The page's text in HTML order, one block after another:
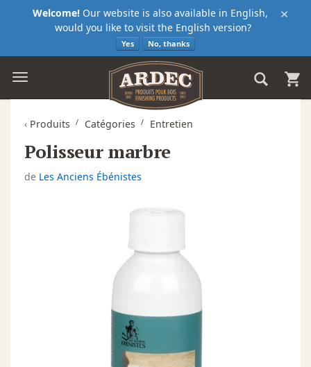
×
Welcome! Our website is also available in English,
would you like to visit the English version?
Yes No, thanks
‹ Produits Catégories Entretien
Polisseur marbre
de Les Anciens Ébénistes